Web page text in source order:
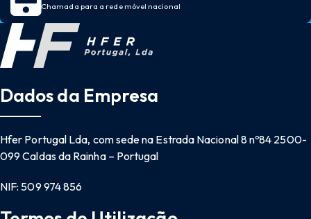
Chamada para a rede móvel nacional
Dados da Empresa
Hfer Portugal Lda, com sede na Estrada Nacional 8 nº84 2500-
099 Caldas da Rainha – Portugal
NIF: 509 974 856